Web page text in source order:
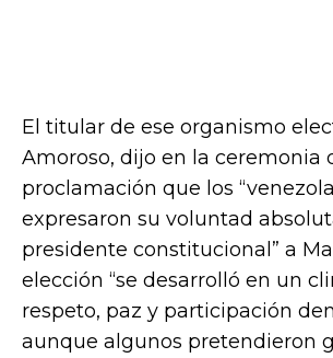
El titular de ese organismo
Amoroso, dijo en la ceremonia
proclamación que los
expresaron su voluntad
presidente constitucional” a
elección “se desarrolló en un
respeto, paz y participación
aunque algunos pretendieron